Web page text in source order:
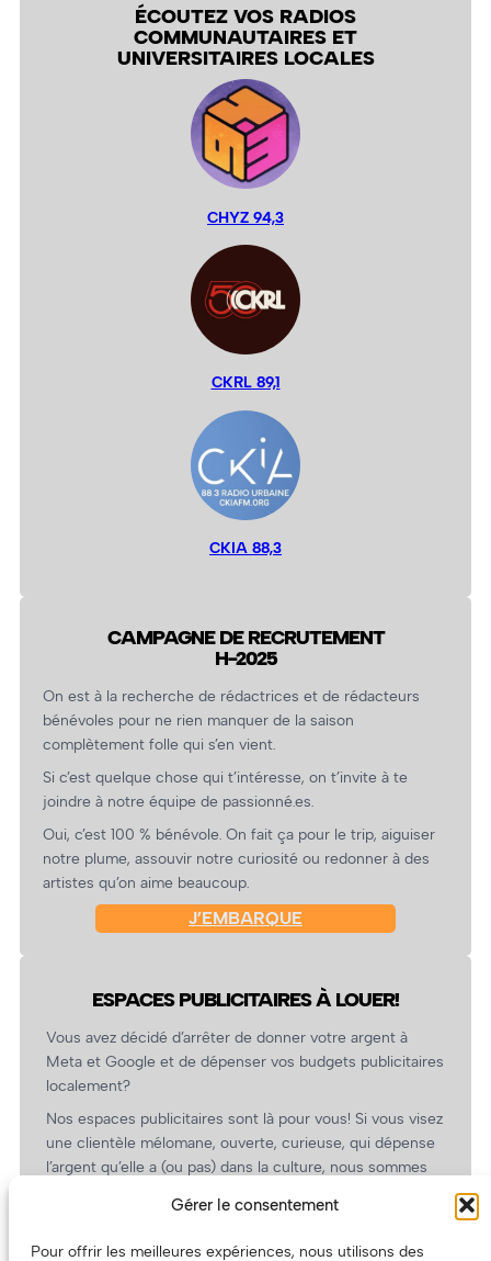
Gérer le consentement
Pour offrir les meilleures expériences, nous utilisons des
ÉCOUTEZ VOS RADIOS
COMMUNAUTAIRES ET
UNIVERSITAIRES LOCALES
CHYZ 94,3
CKRL 89,1
CKIA 88,3
CAMPAGNE DE RECRUTEMENT
H-2025
On est à la recherche de rédactrices et de rédacteurs
bénévoles pour ne rien manquer de la saison
complètement folle qui s’en vient.
Si c’est quelque chose qui t’intéresse, on t’invite à te
joindre à notre équipe de passionné.es.
Oui, c’est 100 % bénévole. On fait ça pour le trip, aiguiser
notre plume, assouvir notre curiosité ou redonner à des
artistes qu’on aime beaucoup.
J’EMBARQUE
ESPACES PUBLICITAIRES À LOUER!
Vous avez décidé d’arrêter de donner votre argent à
Meta et Google et de dépenser vos budgets publicitaires
localement?
Nos espaces publicitaires sont là pour vous! Si vous visez
une clientèle mélomane, ouverte, curieuse, qui dépense
l’argent qu’elle a (ou pas) dans la culture, nous sommes
revient.